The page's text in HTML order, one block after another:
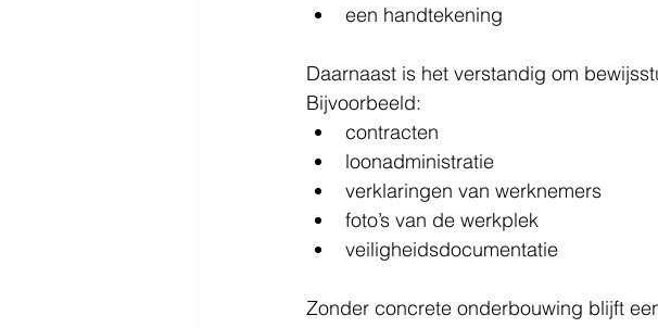
een handtekening
Daarnaast is het verstandig om
Bijvoorbeeld:
contracten
loonadministratie
verklaringen van werknemers
foto’s van de werkplek
veiligheidsdocumentatie
Zonder concrete onderbouwing blijft